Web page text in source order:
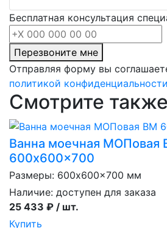
Бесплатная консультация
Перезвоните мне
Отправляя форму вы
политикой конфиденциальности
Смотрите также
Ванна моечная МОПовая
600x600x700
Размеры: 600x600x700 мм
Наличие: доступен для заказа
25 433 ₽ / шт.
Купить